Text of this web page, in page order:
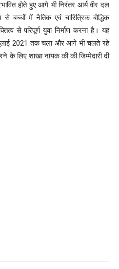
होते हुए आगे भी निरंतर आर्य वीर दल
से बच्चों में नैतिक एवं चारित्रिक बौद्धिक
से परिपूर्ण युवा निर्माण करना है। यह
2021 तक चला और आगे भी चलते रहे
के लिए शाखा नायक की की जिम्मेदारी दी